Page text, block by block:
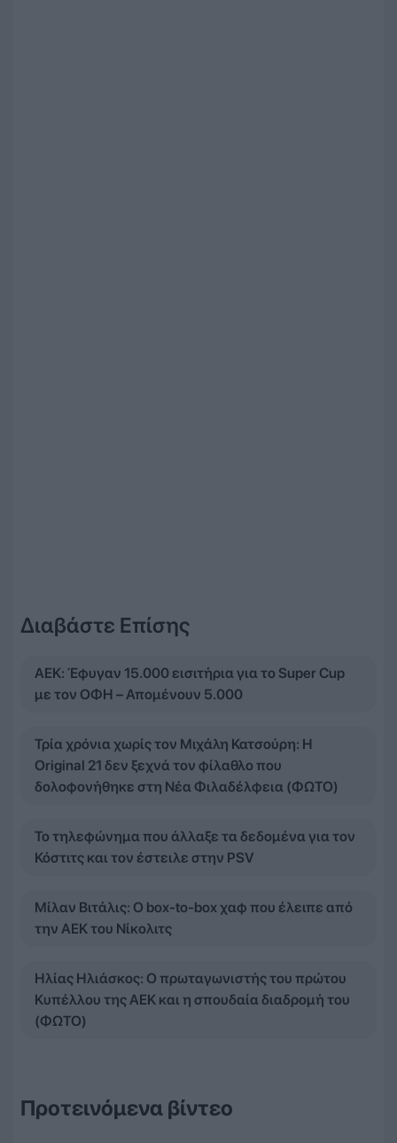
Διαβάστε Επίσης
ΑΕΚ: Έφυγαν 15.000 εισιτήρια για το Super Cup
με τον ΟΦΗ – Απομένουν 5.000
Τρία χρόνια χωρίς τον Μιχάλη Κατσούρη: Η
Original 21 δεν ξεχνά τον φίλαθλο που
δολοφονήθηκε στη Νέα Φιλαδέλφεια (ΦΩΤΟ)
Το τηλεφώνημα που άλλαξε τα δεδομένα για τον
Κόστιτς και τον έστειλε στην PSV
Μίλαν Βιτάλις: Ο box-to-box χαφ που έλειπε από
την ΑΕΚ του Νίκολιτς
Ηλίας Ηλιάσκος: Ο πρωταγωνιστής του πρώτου
Κυπέλλου της ΑΕΚ και η σπουδαία διαδρομή του
(ΦΩΤΟ)
Προτεινόμενα βίντεο